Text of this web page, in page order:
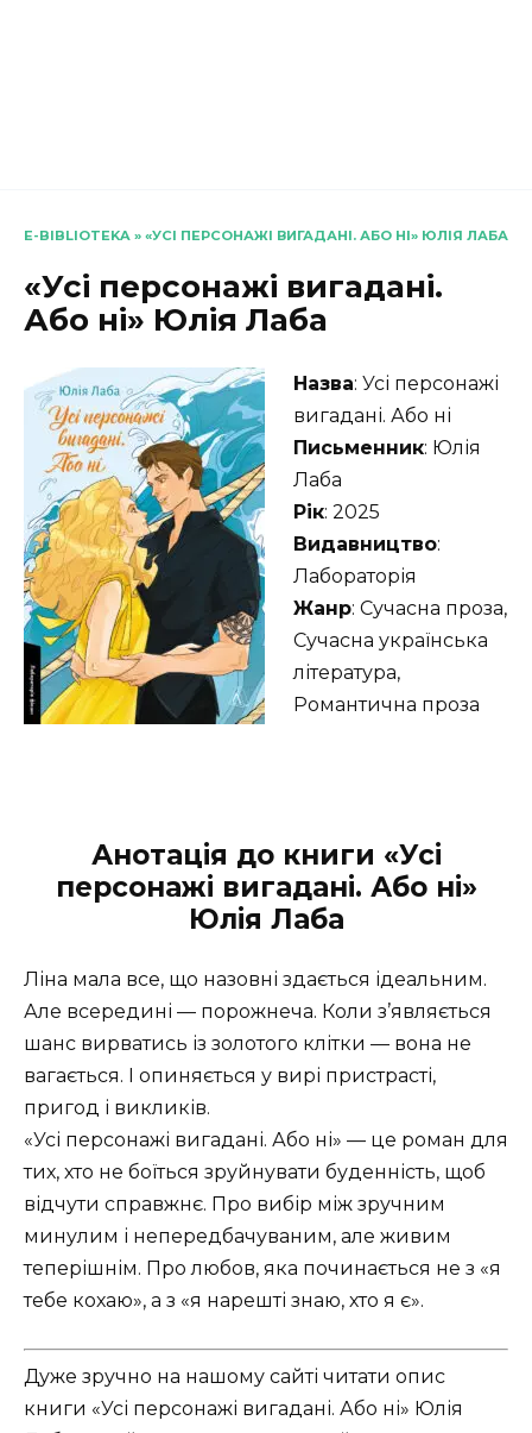
E-BIBLIOTEKA » «УСІ ПЕРСОНАЖІ ВИГАДАНІ. АБО НІ» ЮЛІЯ ЛАБА
«Усі персонажі вигадані.
Або ні» Юлія Лаба
Назва: Усі персонажі
вигадані. Або ні
Письменник: Юлія
Лаба
Рік: 2025
Видавництво:
Лабораторія
Жанр: Сучасна проза,
Сучасна українська
література,
Романтична проза
Анотація до книги «Усі
персонажі вигадані. Або ні»
Юлія Лаба
Ліна мала все, що назовні здається ідеальним.
Але всередині — порожнеча. Коли з’являється
шанс вирватись із золотого клітки — вона не
вагається. І опиняється у вирі пристрасті,
пригод і викликів.
«Усі персонажі вигадані. Або ні» — це роман для
тих, хто не боїться зруйнувати буденність, щоб
відчути справжнє. Про вибір між зручним
минулим і непередбачуваним, але живим
теперішнім. Про любов, яка починається не з «я
тебе кохаю», а з «я нарешті знаю, хто я є».
Дуже зручно на нашому сайті читати опис
книги «Усі персонажі вигадані. Або ні» Юлія